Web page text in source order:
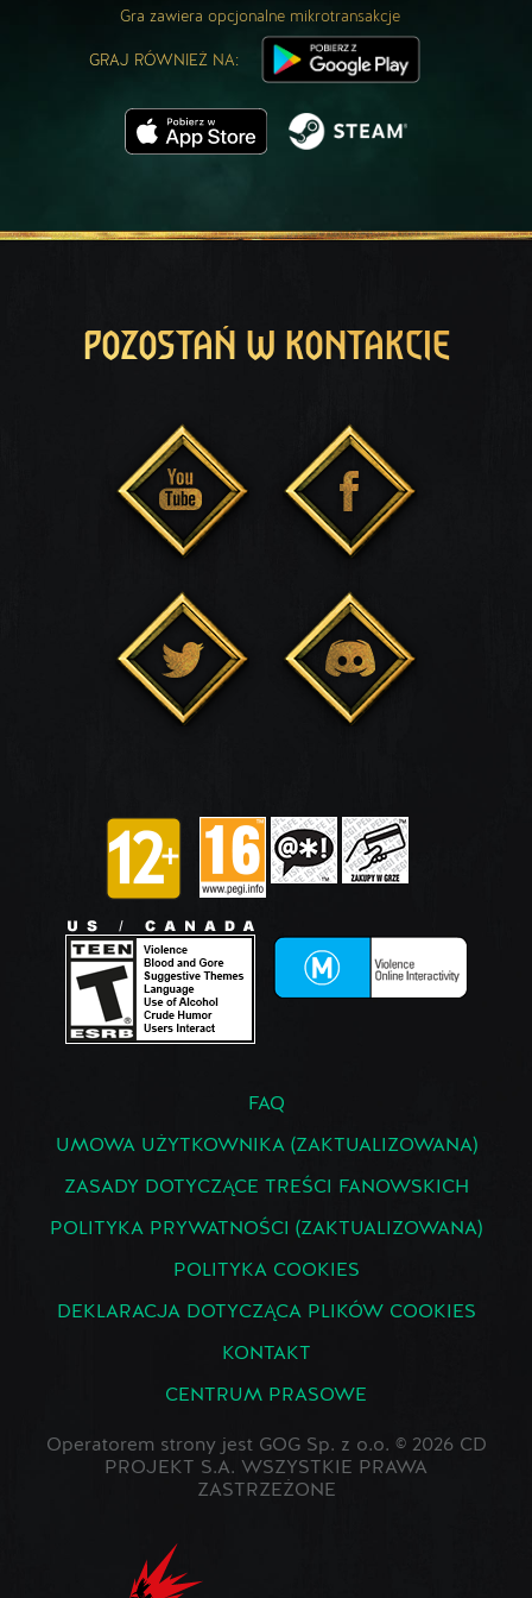
Gra zawiera opcjonalne mikrotransakcje
GRAJ RÓWNIEŻ NA:
POZOSTAŃ W KONTAKCIE
FAQ
UMOWA UŻYTKOWNIKA (ZAKTUALIZOWANA)
ZASADY DOTYCZĄCE TREŚCI FANOWSKICH
POLITYKA PRYWATNOŚCI (ZAKTUALIZOWANA)
POLITYKA COOKIES
DEKLARACJA DOTYCZĄCA PLIKÓW COOKIES
KONTAKT
CENTRUM PRASOWE
Operatorem strony jest GOG Sp. z o.o. © 2026 CD
PROJEKT S.A. WSZYSTKIE PRAWA
ZASTRZEŻONE